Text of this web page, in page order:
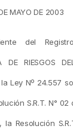
MAYO DE 2003
del
DE RIESGOS
la Ley Nº 24.557
S.R.T. N°
Resolución